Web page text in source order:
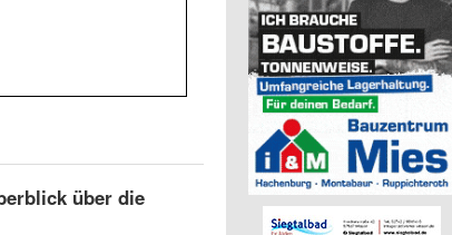
über die